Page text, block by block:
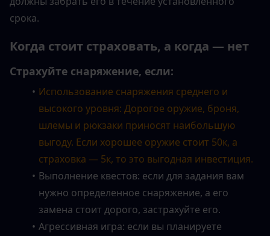
срока.
Когда стоит страховать, а когда — нет
Страхуйте снаряжение, если:
Использование снаряжения среднего и
высокого уровня: Дорогое оружие, броня,
шлемы и рюкзаки приносят наибольшую
выгоду. Если хорошее оружие стоит 50к, а
страховка — 5к, то это выгодная инвестиция.
Выполнение квестов: если для задания вам
нужно определенное снаряжение, а его
замена стоит дорого, застрахуйте его.
Агрессивная игра: если вы планируете